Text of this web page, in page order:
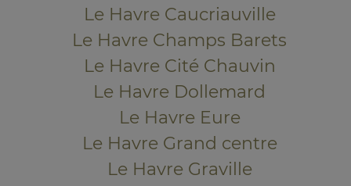
Le Havre Caucriauville
Le Havre Champs Barets
Le Havre Cité Chauvin
Le Havre Dollemard
Le Havre Eure
Le Havre Grand centre
Le Havre Graville